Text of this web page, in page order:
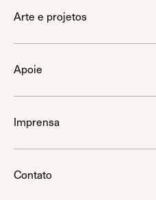
Arte e projetos
Apoie
Imprensa
Contato